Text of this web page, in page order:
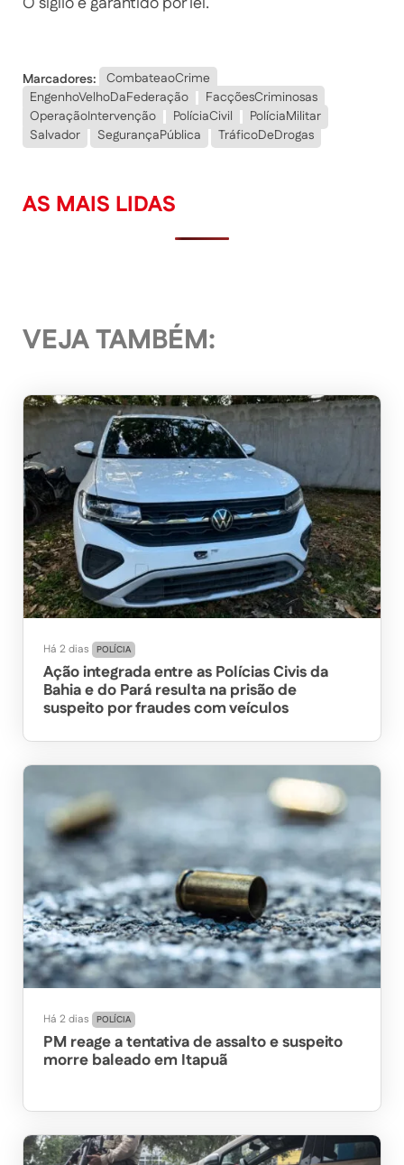
Marcadores: CombateaoCrime
EngenhoVelhoDaFederação
FacçõesCriminosas
OperaçãoIntervenção
PolíciaCivil
PolíciaMilitar
Salvador
SegurançaPública TráficoDeDrogas
AS MAIS LIDAS
VEJA TAMBÉM:
Há 2 dias POLÍCIA
Ação integrada entre as Polícias Civis da
Bahia e do Pará resulta na prisão de
suspeito por fraudes com veículos
Há 2 dias POLÍCIA
PM reage a tentativa de assalto e suspeito
morre baleado em Itapuã